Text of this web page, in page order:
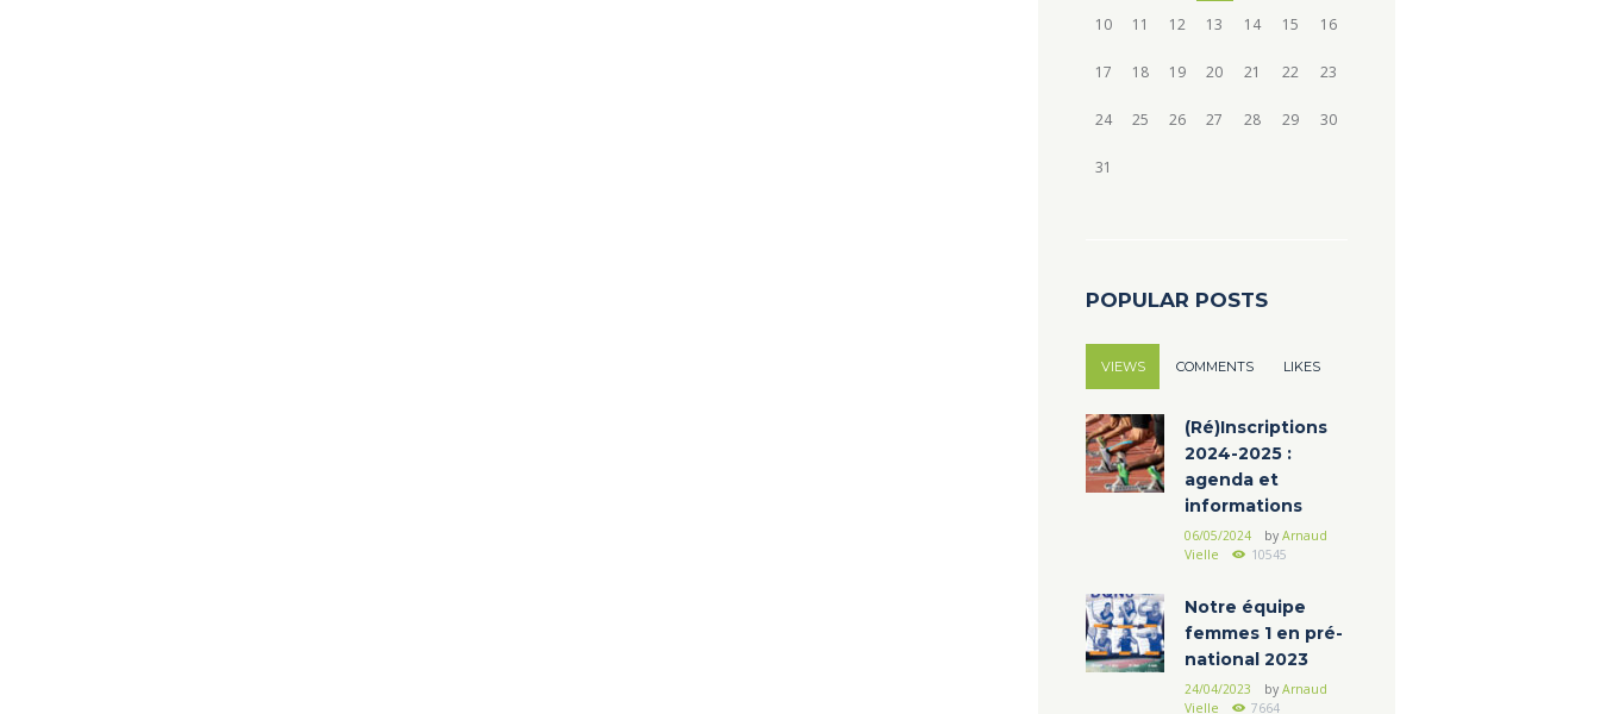
10 11 12 13 14 15 16
17 18 19 20 21 22 23
24 25 26 27 28 29 30
31
POPULAR POSTS
VIEWS COMMENTS LIKES
(Ré)Inscriptions
2024-2025 :
agenda et
informations
06/05/2024 by Arnaud
Vielle
10545
Notre équipe
femmes 1 en pré-
national 2023
24/04/2023 by Arnaud
Vielle
7664